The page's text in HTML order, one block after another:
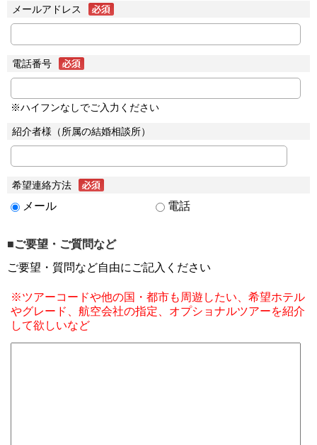
メールアドレス
電話番号
※ハイフンなしでご入力ください
紹介者様（所属の結婚相談所）
希望連絡方法
メール 電話
■ご要望・ご質問など
ご要望・質問など自由にご記入ください
※ツアーコードや他の国・都市も周遊したい、希望ホテル
やグレード、航空会社の指定、オプショナルツアーを紹介
して欲しいなど